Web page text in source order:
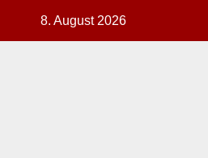
8. August 2026